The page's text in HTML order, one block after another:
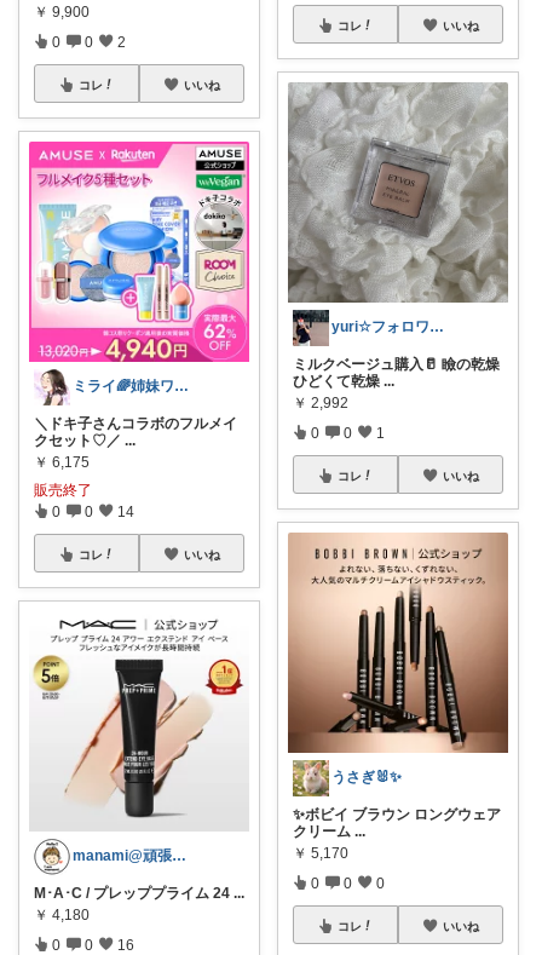
￥ 9,900
0 0 2
コレ いいね
ミライ🌈姉妹ワーママ
＼ドキ子さんコラボのフルメイ
クセット♡／ ...
￥ 6,175
販売終了
0 0 14
コレ いいね
manami@頑張らない
M･A･C / プレッププライム 24 ...
￥ 4,180
0 0 16
コレ いいね
yuri☆フォロワー様経由で購入してます
ミルクベージュ購入🥛 瞼の乾燥
ひどくて乾燥 ...
￥ 2,992
0 0 1
コレ いいね
うさぎ🐰✨
✨ボビイ ブラウン ロングウェア
クリーム ...
￥ 5,170
0 0 0
コレ いいね